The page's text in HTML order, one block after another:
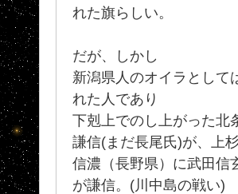
れた旗らしい。
だが、しかし
新潟県人のオイラとして
れた人であり
下剋上でのし上がった北
謙信(まだ長尾氏)が、上
信濃（長野県）に武田信
が謙信。(川中島の戦い)